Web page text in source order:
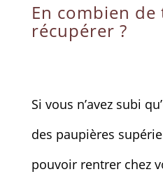
En combien de
récupérer ?
Si vous n’avez subi
des paupières
pouvoir rentrer chez